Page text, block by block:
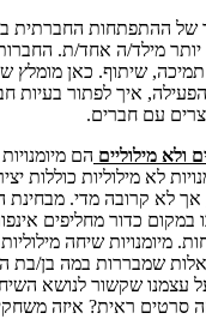
של ההתפתחות החברתית
יותר מילד/ה אחד/ת.
שיתוף. כאן מומלץ
איך לפתור בעיות
עם חברים.
ולא מילוליים הם
לא מילוליות כוללות
לא קרובה מדי. מבחינת
במקום כדור מחליפים
מיומנויות שיחה
שמבררות במה בן/בת
עצמנו שקשור לנושא
סרטים ראית? איזה